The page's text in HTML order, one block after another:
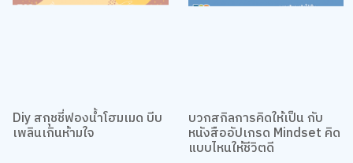
Diy สกุชชี่ฟองน้ำโฮมเมด บีบ
เพลินเกินห้ามใจ
บวกสกิลการคิดให้เป็น กับ
หนังสืออัปเกรด Mindset คิด
แบบไหนให้ชีวิตดี
ว่าผู้ใช้งานมาจากที่ใด คุณสามารถเลือกตั้งค่าความยินยอมการใช้คุกกี้ได้ โดย
คลิก “การตั้งค่าคุกกี้”